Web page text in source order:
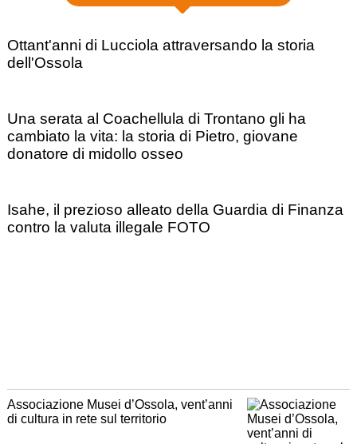
Ottant'anni di Lucciola attraversando la storia
dell'Ossola
Una serata al Coachellula di Trontano gli ha
cambiato la vita: la storia di Pietro, giovane
donatore di midollo osseo
Isahe, il prezioso alleato della Guardia di Finanza
contro la valuta illegale FOTO
Associazione Musei d’Ossola, vent’anni
di cultura in rete sul territorio